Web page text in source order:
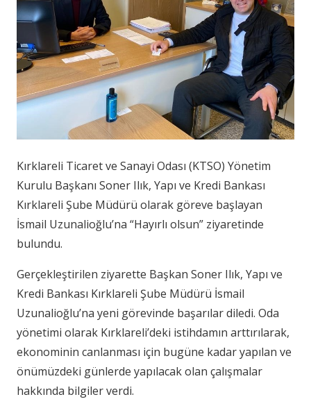
Kırklareli Ticaret ve Sanayi Odası (KTSO) Yönetim
Kurulu Başkanı Soner Ilık, Yapı ve Kredi Bankası
Kırklareli Şube Müdürü olarak göreve başlayan
İsmail Uzunalioğlu’na “Hayırlı olsun” ziyaretinde
bulundu.
Gerçekleştirilen ziyarette Başkan Soner Ilık, Yapı ve
Kredi Bankası Kırklareli Şube Müdürü İsmail
Uzunalioğlu’na yeni görevinde başarılar diledi. Oda
yönetimi olarak Kırklareli’deki istihdamın arttırılarak,
ekonominin canlanması için bugüne kadar yapılan ve
önümüzdeki günlerde yapılacak olan çalışmalar
hakkında bilgiler verdi.